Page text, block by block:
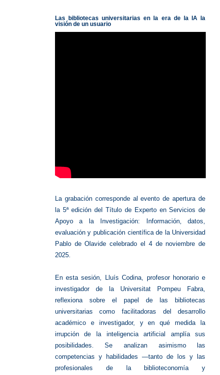
Las bibliotecas universitarias en la era de la IA la
visión de un usuario
La grabación corresponde al evento de apertura de
la 5ª edición del Título de Experto en Servicios de
Apoyo a la Investigación: Información, datos,
evaluación y publicación científica de la Universidad
Pablo de Olavide celebrado el 4 de noviembre de
2025.
En esta sesión, Lluís Codina, profesor honorario e
investigador de la Universitat Pompeu Fabra,
reflexiona sobre el papel de las bibliotecas
universitarias como facilitadoras del desarrollo
académico e investigador, y en qué medida la
irrupción de la inteligencia artificial amplía sus
posibilidades. Se analizan asimismo las
competencias y habilidades —tanto de los y las
profesionales de la biblioteconomía y